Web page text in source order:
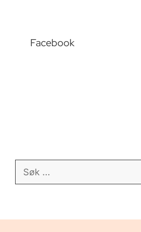
Facebook
Søk